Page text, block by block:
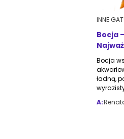
INNE
Bocja
Bocja
ładną,
A: